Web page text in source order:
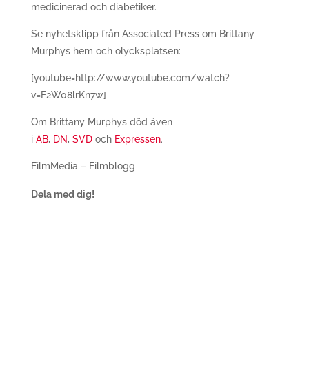
medicinerad och diabetiker.
Se nyhetsklipp från Associated Press om Brittany
Murphys hem och olycksplatsen:
[youtube=http://www.youtube.com/watch?
v=F2W08lrKn7w]
Om Brittany Murphys död även
i AB, DN, SVDoch Expressen.
FilmMedia – Filmblogg
Dela med dig!